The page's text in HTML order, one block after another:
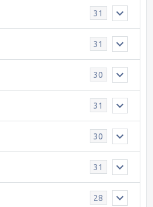
31
31
30
31
30
31
28